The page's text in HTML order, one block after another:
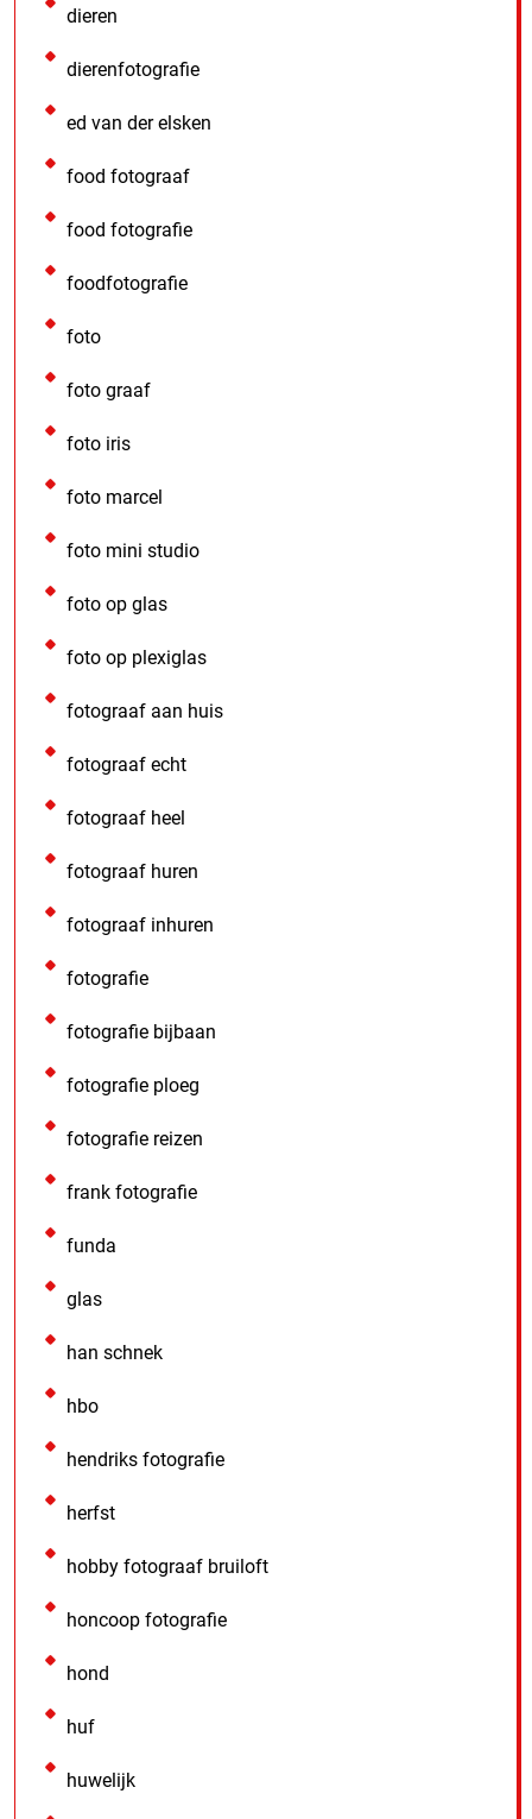
dieren
dierenfotografie
ed van der elsken
food fotograaf
food fotografie
foodfotografie
foto
foto graaf
foto iris
foto marcel
foto mini studio
foto op glas
foto op plexiglas
fotograaf aan huis
fotograaf echt
fotograaf heel
fotograaf huren
fotograaf inhuren
fotografie
fotografie bijbaan
fotografie ploeg
fotografie reizen
frank fotografie
funda
glas
han schnek
hbo
hendriks fotografie
herfst
hobby fotograaf bruiloft
honcoop fotografie
hond
huf
huwelijk